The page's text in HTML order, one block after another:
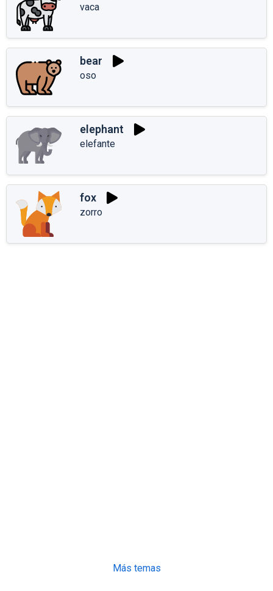
vaca
bear
oso
elephant
elefante
fox
zorro
Más temas